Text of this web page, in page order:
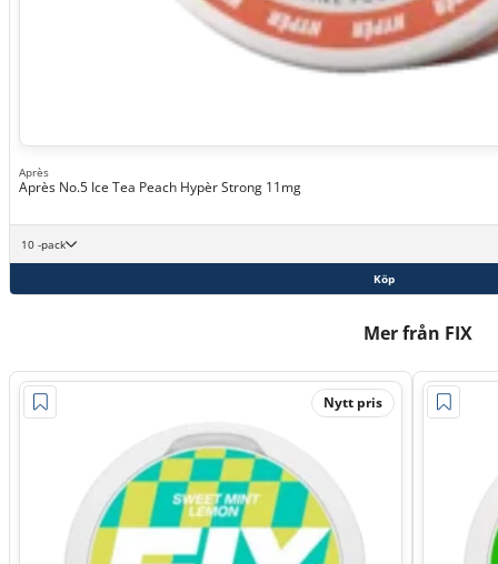
Après
Après No.5 Ice Tea Peach Hypèr Strong 11mg
10 -pack
Köp
Mer från FIX
Nytt pris